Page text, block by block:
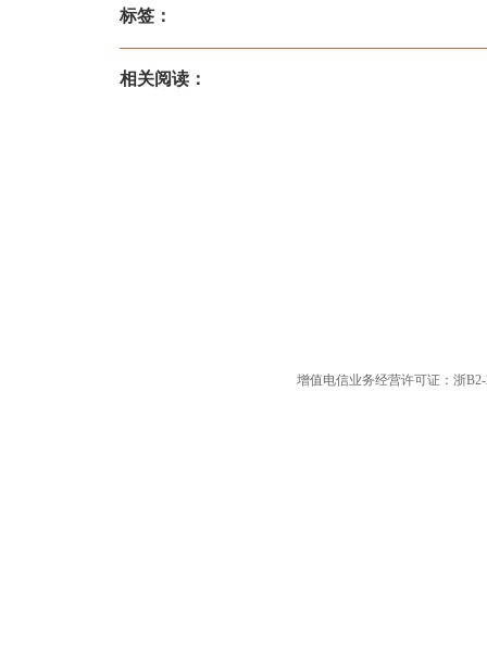
标签：
相关阅读：
增值电信业务经营许可证：浙